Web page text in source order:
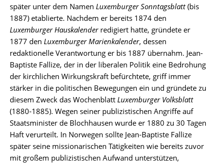
später unter dem Namen Luxemburger Sonntagsblatt(bis
1887) etablierte. Nachdem er bereits 1874 den
Luxemburger Hauskalenderredigiert hatte, gründete er
1877 den Luxemburger Marienkalender, dessen
redaktionelle Verantwortung er bis 1887 übernahm. Jean-
Baptiste Fallize, der in der liberalen Politik eine Bedrohung
der kirchlichen Wirkungskraft befürchtete, griff immer
stärker in die politischen Bewegungen ein und gründete zu
diesem Zweck das Wochenblatt Luxemburger Volksblatt
(1880-1885). Wegen seiner publizistischen Angriffe auf
Staatsminister de Blochhausen wurde er 1880 zu 30 Tagen
Haft verurteilt. In Norwegen sollte Jean-Baptiste Fallize
später seine missionarischen Tätigkeiten wie bereits zuvor
mit großem publizistischen Aufwand unterstützen,